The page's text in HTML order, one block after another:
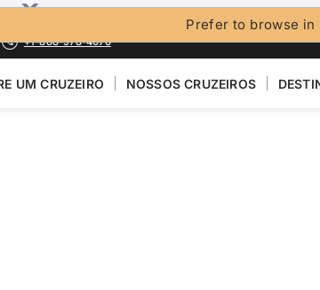
Prefer to browse in
+1-888-978-4070
UM CRUZEIRO NOSSOS CRUZEIROS